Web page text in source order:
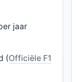
jaar
(Officiële F1